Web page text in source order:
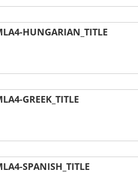
HUNGARIAN_TITLE
GREEK_TITLE
SPANISH_TITLE